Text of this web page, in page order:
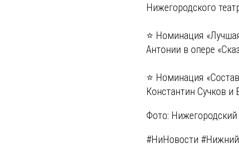
Нижегородского
⭐️ Номинация
Антонии в опере
⭐️ Номинация
Константин Сучков и
Фото:
#НиНовости